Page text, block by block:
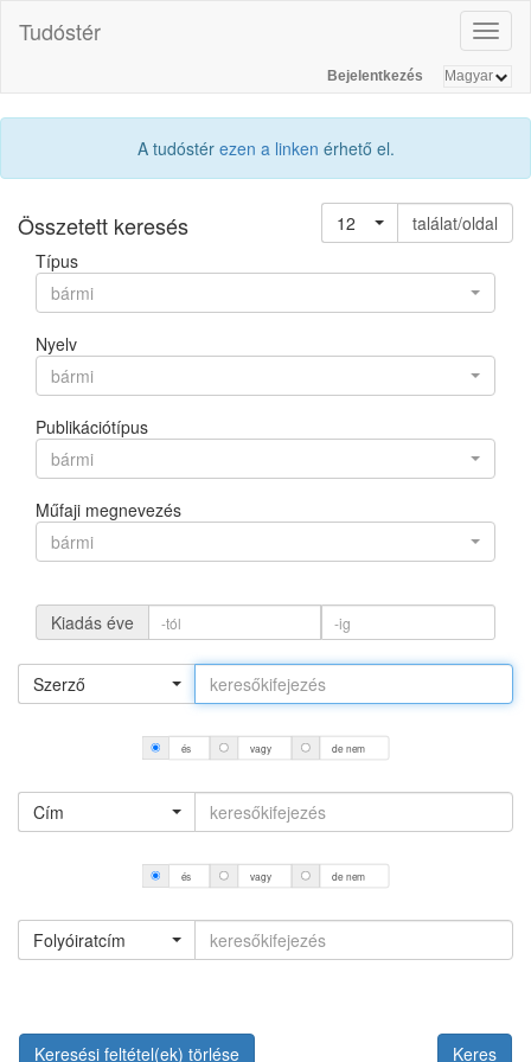
Tudóstér
Bejelentkezés
A tudóstér ezen a linken érhető el.
Összetett keresés 12
találat/oldal
Típus
bármi
Nyelv
bármi
Publikációtípus
bármi
Műfaji megnevezés
bármi
Kiadás éve
Szerző
és vagy de nem
Cím
és vagy de nem
Folyóiratcím
Keresési feltétel(ek) törlése